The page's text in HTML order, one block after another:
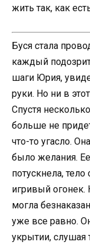
жить так, как
Буся стала
каждый
шаги Юрия,
руки. Но ни в
Спустя
больше не
что-то угасло.
было желания.
потускнела,
игривый огонек.
могла
уже все равно.
укрытии, слушая